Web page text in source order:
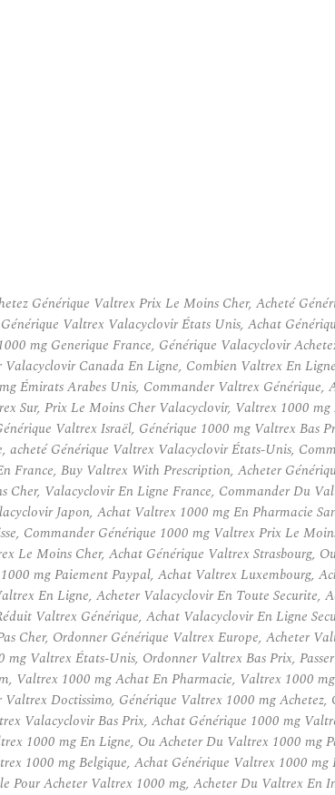
Générique Valtrex Prix Le Moins Cher, Acheté
Valtrex Valacyclovir États Unis, Achat
mg Generique France, Générique Valacyclovir
Canada En Ligne, Combien Valtrex En
Émirats Arabes Unis, Commander Valtrex
Sur, Prix Le Moins Cher Valacyclovir, Valtrex 1000
Valtrex Israël, Générique 1000 mg Valtrex Bas
Générique Valtrex Valacyclovir États-Unis,
Buy Valtrex With Prescription, Acheter
Valacyclovir En Ligne France, Commander Du
Japon, Achat Valtrex 1000 mg En Pharmacie
Commander Générique 1000 mg Valtrex Prix Le
Le Moins Cher, Achat Générique Valtrex Strasbourg,
mg Paiement Paypal, Achat Valtrex Luxembourg,
En Ligne, Acheter Valacyclovir En Toute
Valtrex Générique, Achat Valacyclovir En Ligne
Cher, Ordonner Générique Valtrex Europe, Acheter
Valtrex États-Unis, Ordonner Valtrex Bas Prix,
Valtrex 1000 mg Achat En Pharmacie, Valtrex 1000
Doctissimo, Générique Valtrex 1000 mg
Valacyclovir Bas Prix, Achat Générique 1000 mg
1000 mg En Ligne, Ou Acheter Du Valtrex 1000 mg
1000 mg Belgique, Achat Générique Valtrex 1000
Pour Acheter Valtrex 1000 mg, Acheter Du Valtrex En